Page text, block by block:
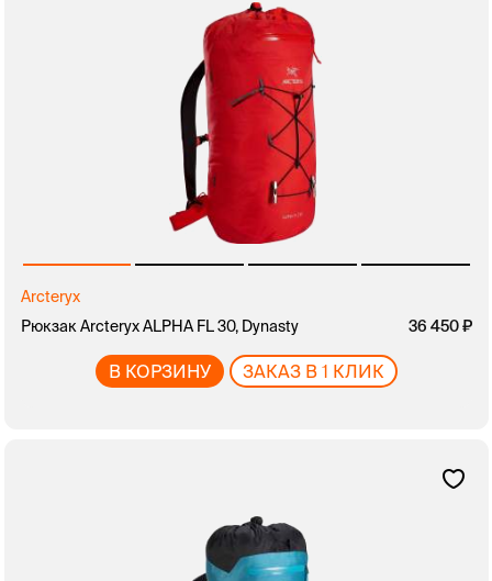
Arcteryx
Рюкзак Arcteryx ALPHA FL 30, Dynasty
36 450
В КОРЗИНУ ЗАКАЗ В 1 КЛИК